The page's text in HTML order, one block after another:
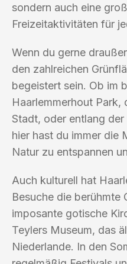
sondern auch eine
Freizeitaktivitäten für
Wenn du gerne
den zahlreichen
begeistert sein. Ob im
Haarlemmerhout
Stadt, oder entlang
hier hast du immer die
Natur zu entspannen
Auch kulturell hat
Besuche die berühmte
imposante gotische
Teylers Museum, das
Niederlande. In den